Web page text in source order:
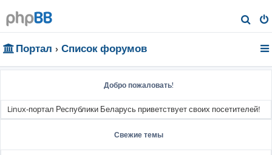
о
Портал Список форумов
Добро пожаловать!
Linux-портал Республики Беларусь приветствует своих посетителей!
Свежие темы